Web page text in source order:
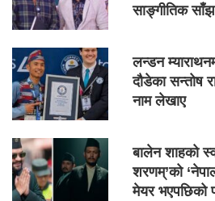
साङ्गीतिक
लन्डन
दौडेका सन्तोष
नाम लेखाए
बालेन शाहको
शरणम्’को
मेयर भएपछिको